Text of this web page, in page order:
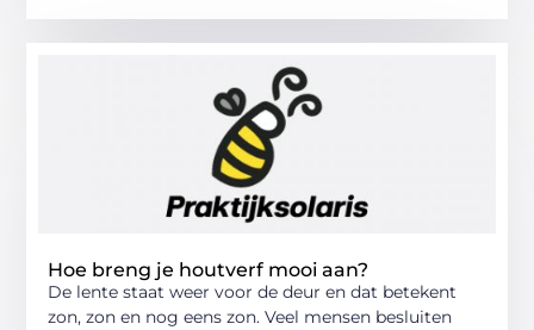
Hoe breng je houtverf mooi aan?
De lente staat weer voor de deur en dat betekent
zon, zon en nog eens zon. Veel mensen besluiten